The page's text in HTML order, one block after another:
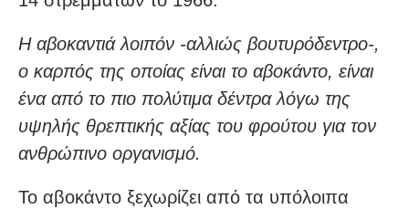
Η αβοκαντιά λοιπόν -αλλιώς βουτυρόδεντρο-,
ο καρπός της οποίας είναι το αβοκάντο, είναι
ένα από το πιο πολύτιμα δέντρα λόγω της
υψηλής θρεπτικής αξίας του φρούτου για τον
ανθρώπινο οργανισμό.
Το αβοκάντο ξεχωρίζει από τα υπόλοιπα